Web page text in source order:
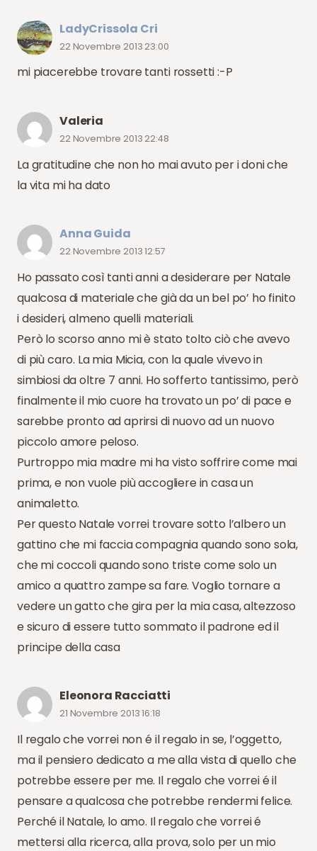
LadyCrissola Cri
22 Novembre 2013 23:00
mi piacerebbe trovare tanti rossetti :-P
Valeria
22 Novembre 2013 22:48
La gratitudine che non ho mai avuto per i doni che
la vita mi ha dato
Anna Guida
22 Novembre 2013 12:57
Ho passato così tanti anni a desiderare per Natale
qualcosa di materiale che già da un bel po’ ho finito
i desideri, almeno quelli materiali.
Però lo scorso anno mi è stato tolto ciò che avevo
di più caro. La mia Micia, con la quale vivevo in
simbiosi da oltre 7 anni. Ho sofferto tantissimo, però
finalmente il mio cuore ha trovato un po’ di pace e
sarebbe pronto ad aprirsi di nuovo ad un nuovo
piccolo amore peloso.
Purtroppo mia madre mi ha visto soffrire come mai
prima, e non vuole più accogliere in casa un
animaletto.
Per questo Natale vorrei trovare sotto l’albero un
gattino che mi faccia compagnia quando sono sola,
che mi coccoli quando sono triste come solo un
amico a quattro zampe sa fare. Voglio tornare a
vedere un gatto che gira per la mia casa, altezzoso
e sicuro di essere tutto sommato il padrone ed il
principe della casa
Eleonora Racciatti
21 Novembre 2013 16:18
Il regalo che vorrei non é il regalo in se, l’oggetto,
ma il pensiero dedicato a me alla vista di quello che
potrebbe essere per me. Il regalo che vorrei é il
pensare a qualcosa che potrebbe rendermi felice.
Perché il Natale, lo amo. Il regalo che vorrei é
mettersi alla ricerca, alla prova, solo per un mio